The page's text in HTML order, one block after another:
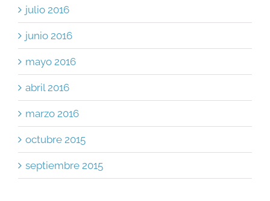
julio 2016
junio 2016
mayo 2016
abril 2016
marzo 2016
octubre 2015
septiembre 2015